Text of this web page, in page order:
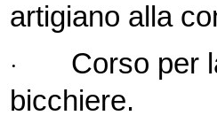
artigiano alla
·
Corso per
bicchiere.